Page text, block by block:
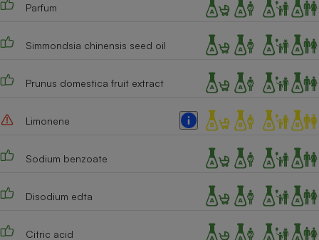
Parfum
Simmondsia chinensis seed oil
Prunus domestica fruit extract
Limonene
Sodium benzoate
Disodium edta
Citric acid
Robot ménager